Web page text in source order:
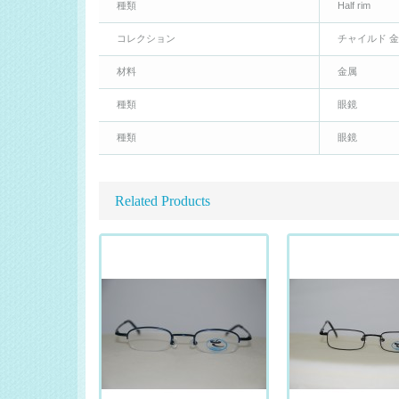
種類 Half rim
コレクション チャイルド
材料 金属
種類 眼鏡
種類 眼鏡
Related Products